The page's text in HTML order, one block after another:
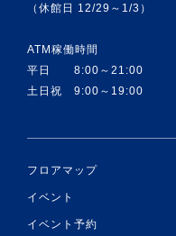
（休館日 12/29～1/3）
ATM稼働時間
平日 8:00～21:00
土日祝 9:00～19:00
フロアマップ
イベント
イベント予約